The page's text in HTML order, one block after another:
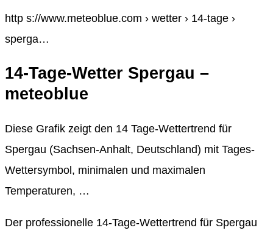
http s://www.meteoblue.com › wetter › 14-tage ›
sperga…
14-Tage-Wetter Spergau –
meteoblue
Diese Grafik zeigt den 14 Tage-Wettertrend für
Spergau (Sachsen-Anhalt, Deutschland) mit Tages-
Wettersymbol, minimalen und maximalen
Temperaturen, …
Der professionelle 14-Tage-Wettertrend für Spergau